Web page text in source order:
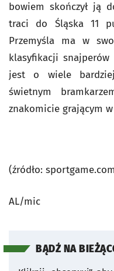
bowiem skończył ją
traci do Śląska 11
Przemyśla ma w
klasyfikacji snajperów
jest o wiele bardziej
świetnym
znakomicie grającym
(źródło:
AL/mic
BĄDŹ NA